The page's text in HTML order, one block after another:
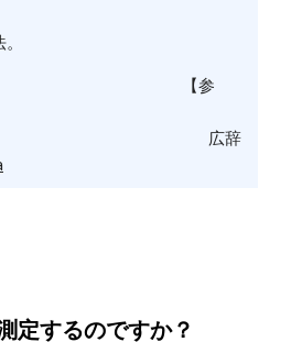
参
辞
定するのですか？